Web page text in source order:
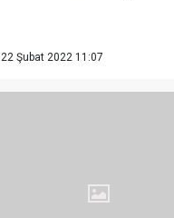
22 Şubat 2022 11:07